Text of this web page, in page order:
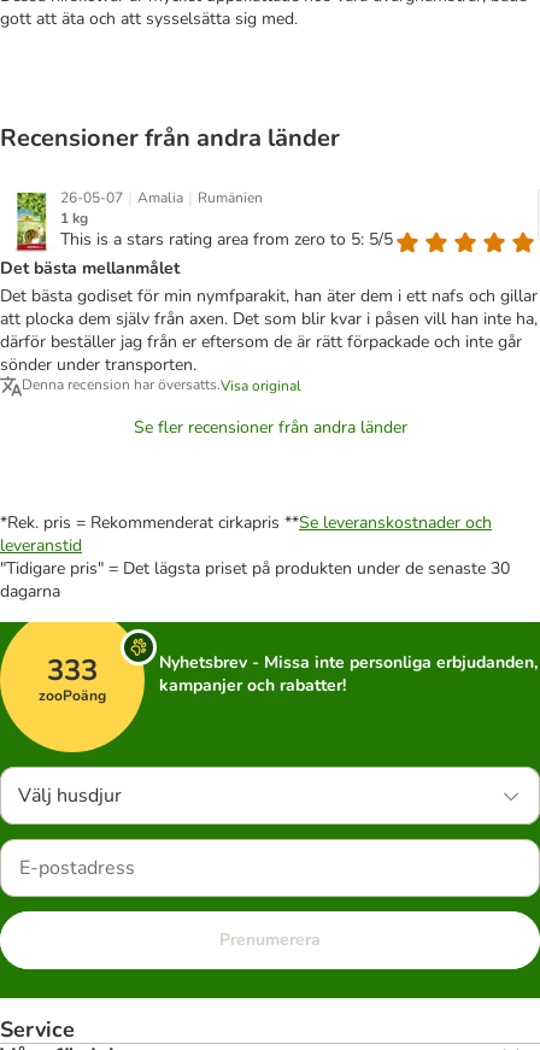
gott att äta och att sysselsätta sig med.
Recensioner från andra länder
26-05-07 | Amalia | Rumänien
1 kg
This is a stars rating area from zero to 5: 5/5
Det bästa mellanmålet
Det bästa godiset för min nymfparakit, han äter dem i ett nafs och gillar
att plocka dem själv från axen. Det som blir kvar i påsen vill han inte ha,
därför beställer jag från er eftersom de är rätt förpackade och inte går
sönder under transporten.
Denna recension har översatts.Visa original
Se fler recensioner från andra länder
*Rek. pris = Rekommenderat cirkapris **Se leveranskostnader och
leveranstid
"Tidigare pris" = Det lägsta priset på produkten under de senaste 30
dagarna
333
zooPoäng
Nyhetsbrev - Missa inte personliga erbjudanden,
kampanjer och rabatter!
Välj husdjur
Prenumerera
Service